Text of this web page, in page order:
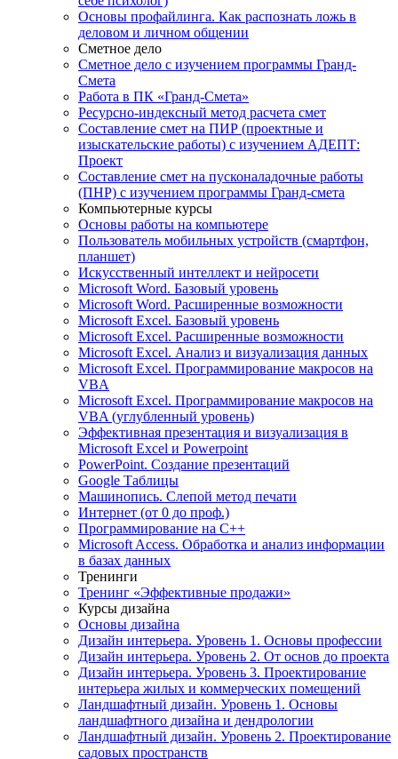
Основы профайлинга. Как распознать ложь в
деловом и личном общении
Сметное дело
Сметное дело с изучением программы Гранд-
Смета
Работа в ПК «Гранд-Смета»
Ресурсно-индексный метод расчета смет
Составление смет на ПИР (проектные и
изыскательские работы) с изучением АДЕПТ:
Проект
Составление смет на пусконаладочные работы
(ПНР) с изучением программы Гранд-смета
Компьютерные курсы
Основы работы на компьютере
Пользователь мобильных устройств (смартфон,
планшет)
Искусственный интеллект и нейросети
Microsoft Word. Базовый уровень
Microsoft Word. Расширенные возможности
Microsoft Excel. Базовый уровень
Microsoft Excel. Расширенные возможности
Microsoft Excel. Анализ и визуализация данных
Microsoft Excel. Программирование макросов на
VBA
Microsoft Excel. Программирование макросов на
VBA (углубленный уровень)
Эффективная презентация и визуализация в
Microsoft Excel и Powerpoint
PowerPoint. Создание презентаций
Google Таблицы
Машинопись. Слепой метод печати
Интернет (от 0 до проф.)
Программирование на C++
Microsoft Access. Обработка и анализ информации
в базах данных
Тренинги
Тренинг «Эффективные продажи»
Курсы дизайна
Основы дизайна
Дизайн интерьера. Уровень 1. Основы профессии
Дизайн интерьера. Уровень 2. От основ до проекта
Дизайн интерьера. Уровень 3. Проектирование
интерьера жилых и коммерческих помещений
Ландшафтный дизайн. Уровень 1. Основы
ландшафтного дизайна и дендрологии
Ландшафтный дизайн. Уровень 2. Проектирование
садовых пространств